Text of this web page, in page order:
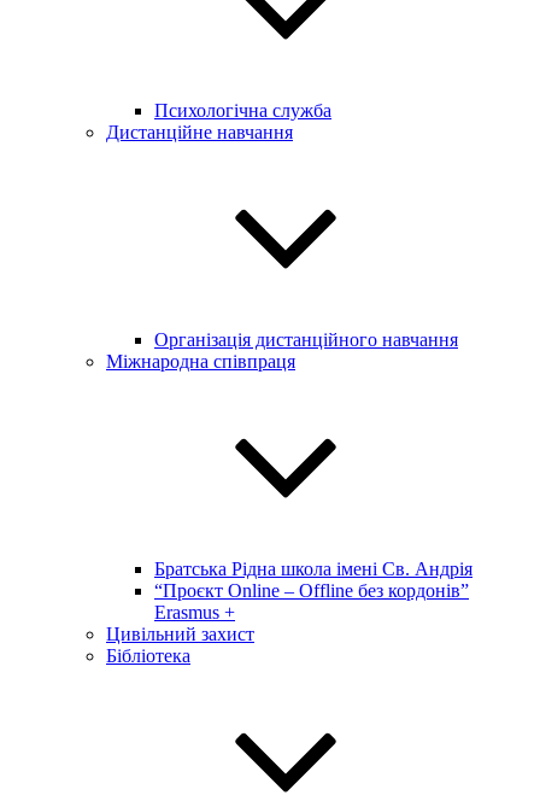
Психологічна служба
Дистанційне навчання
Організація дистанційного навчання
Міжнародна співпраця
Братська Рідна школа імені Св. Андрія
“Проєкт Online – Offline без кордонів”
Erasmus +
Цивільний захист
Бібліотека